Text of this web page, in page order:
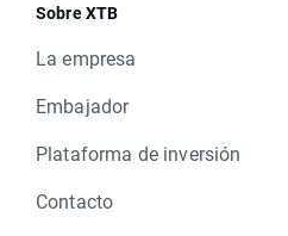
Sobre XTB
La empresa
Embajador
Plataforma de inversión
Contacto